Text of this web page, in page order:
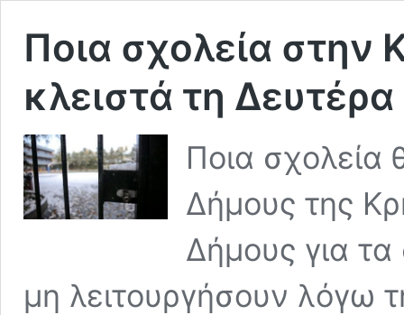
Ποια σχολεία στην
κλειστά τη Δευτέρα
Ποια σχολεία
Δήμους της
Δήμους για
μη λειτουργήσουν λόγω